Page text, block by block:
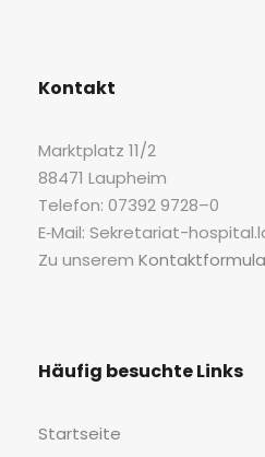
Kon­takt
Markt­platz 11/2
88471 Laupheim
Tele­fon: 07392 9728–0
E‑Mail: Sekretariat-
Zu unse­rem
Häu­fig besuch­te Links
Start­sei­te